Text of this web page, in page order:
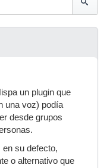
un plugin que
una voz) podía
desde grupos
en su defecto,
o alternativo que